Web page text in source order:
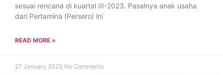
sesuai rencana di kuartal III-2023. Pasalnya anak usaha
dari Pertamina (Persero) ini
READ MORE »
27 January 2023 No Comments